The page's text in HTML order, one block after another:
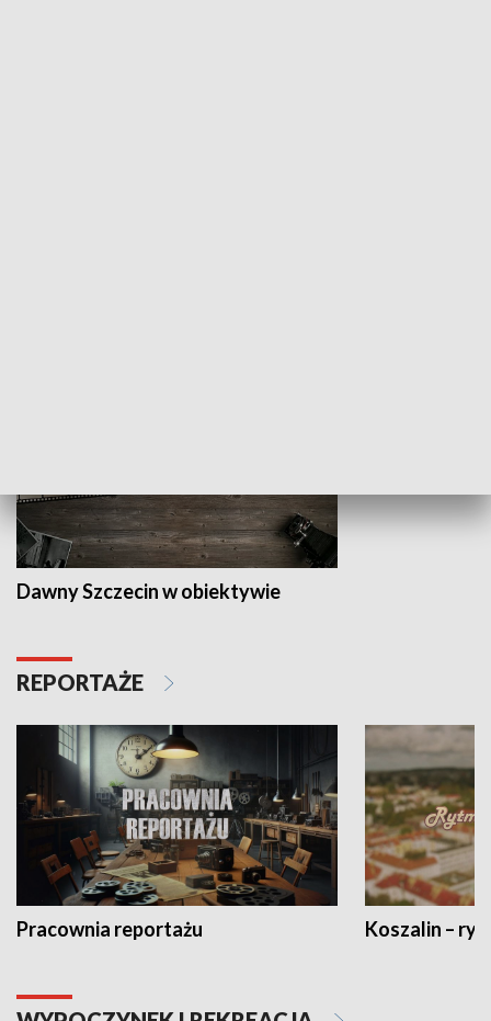
Dawny Szczecin w obiektywie
REPORTAŻE
Pracownia reportażu Koszalin –